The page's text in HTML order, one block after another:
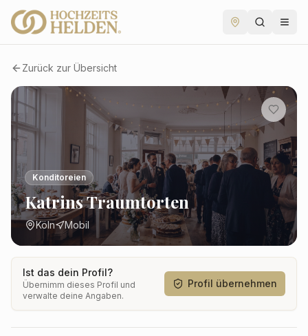
Zurück zur Übersicht
Konditoreien
Katrins Traumtorten
Köln Mobil
Ist das dein Profil?
Übernimm dieses Profil und
verwalte deine Angaben.
Profil übernehmen